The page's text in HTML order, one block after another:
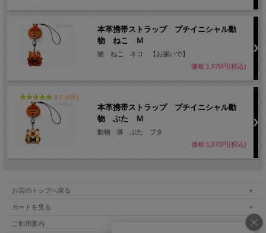
本革携帯ストラップ プチイニシャル動
物 ねこ Ｍ
猫 ねこ ネコ 【お揃いで】
価格:1,870円(税込)
5.0 (1件)
本革携帯ストラップ プチイニシャル動
物 ぶた Ｍ
動物 豚 ぶた ブタ
価格:1,870円(税込)
お店のトップへ戻る
カートを見る
ご利用案内